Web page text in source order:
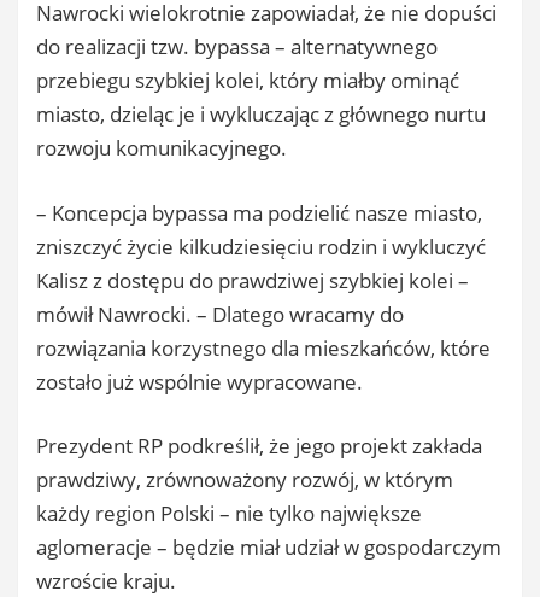
Nawrocki wielokrotnie zapowiadał, że nie dopuści
do realizacji tzw. bypassa – alternatywnego
przebiegu szybkiej kolei, który miałby ominąć
miasto, dzieląc je i wykluczając z głównego nurtu
rozwoju komunikacyjnego.
– Koncepcja bypassa ma podzielić nasze miasto,
zniszczyć życie kilkudziesięciu rodzin i wykluczyć
Kalisz z dostępu do prawdziwej szybkiej kolei –
mówił Nawrocki. – Dlatego wracamy do
rozwiązania korzystnego dla mieszkańców, które
zostało już wspólnie wypracowane.
Prezydent RP podkreślił, że jego projekt zakłada
prawdziwy, zrównoważony rozwój, w którym
każdy region Polski – nie tylko największe
aglomeracje – będzie miał udział w gospodarczym
wzroście kraju.